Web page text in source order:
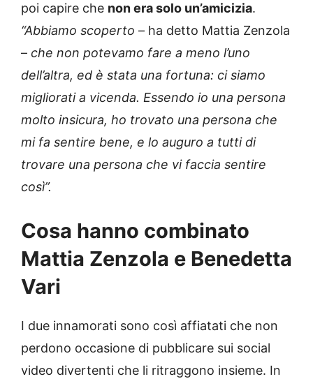
poi capire che non era solo un’amicizia.
“Abbiamo scoperto – ha detto Mattia Zenzola
– che non potevamo fare a meno l’uno
dell’altra, ed è stata una fortuna: ci siamo
migliorati a vicenda. Essendo io una persona
molto insicura, ho trovato una persona che
mi fa sentire bene, e lo auguro a tutti di
trovare una persona che vi faccia sentire
così”.
Cosa hanno combinato
Mattia Zenzola e Benedetta
Vari
I due innamorati sono così affiatati che non
perdono occasione di pubblicare sui social
video divertenti che li ritraggono insieme. In